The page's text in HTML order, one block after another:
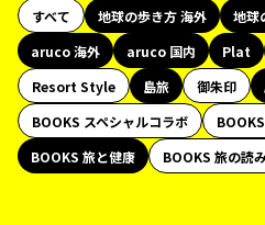
すべて 地球の歩き方 海外
地球
aruco 海外
aruco 国内 Plat
Resort Style
島旅 御朱印
BOOKS スペシャルコラボ
BOOKS 旅と健康
BOOKS 旅の読